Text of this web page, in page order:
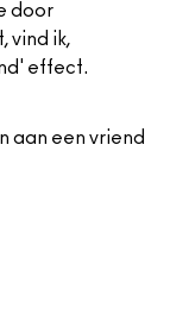
door
vind ik,
effect.
aan een vriend